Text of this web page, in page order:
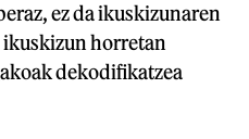
ez da ikuskizunaren
ikuskizun horretan
dekodifikatzea